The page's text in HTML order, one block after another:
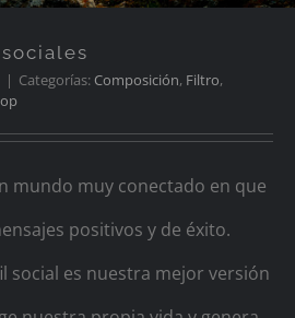
| Categorías: Composición, Filtro,
mundo muy conectado en que
positivos y de éxito.
social es nuestra mejor versión